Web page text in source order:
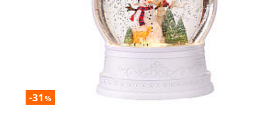
-31 %